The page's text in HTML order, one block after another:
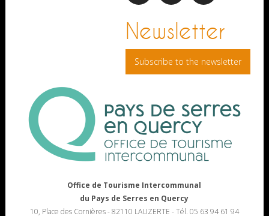
facebookpinterest
Newsletter
Subscribe to the newsletter
Office de Tourisme Intercommunal
du Pays de Serres en Quercy
10, Place des Cornières - 82110 LAUZERTE - Tél. 05 63 94 61 94